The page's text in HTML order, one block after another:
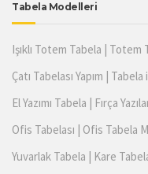
Tabela Modelleri
Işıklı Totem Tabela | Totem
Çatı Tabelası Yapım | Tabela
El Yazımı Tabela | Fırça
Ofis Tabelası | Ofis Tabela
Yuvarlak Tabela | Kare